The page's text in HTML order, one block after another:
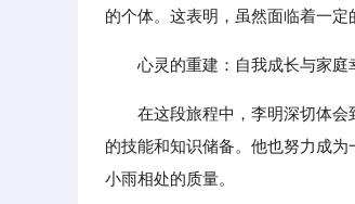
的个体。这表明，虽然面临着一
心灵的重建：自我成长与家庭
在这段旅程中，李明深切体
的技能和知识储备。他也努力成
小雨相处的质量。